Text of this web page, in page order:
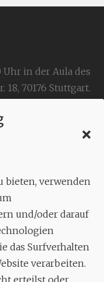
bieten, verwenden
und/oder darauf
das Surfverhalten
verarbeiten.
erteilst oder
Uhr in der Aula des
18, 70176 Stuttgart.